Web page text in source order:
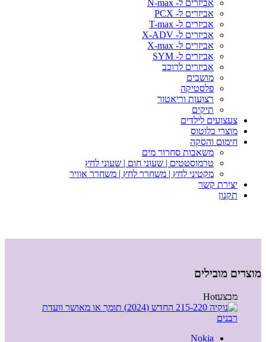
אביזרים ל- N-max
אביזרים ל- PCX
אביזרים ל- T-max
אביזרים ל- X-ADV
אביזרים ל- X-max
אביזרים ל- SYM
אביזרים לרוכב
מושבים
פלסטיקה
רצועות וריאטור
תיקים
צעצועים לילדים
מוצרי בלוטוס
חימום והסקה
משאבות סחרור מים
טרמוסטטים | שעוני חום | שעוני לחץ
מקטיני לחץ | משחרר לחץ | משחרר אוויר
יצירת קשר
תקנון
מוצרים מובילים
מבצעHot
Nokia